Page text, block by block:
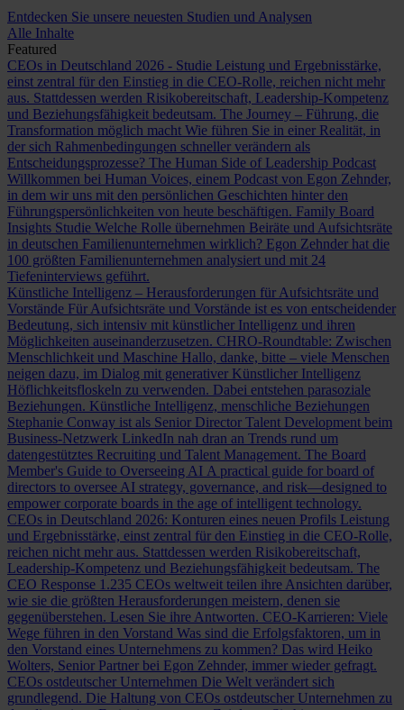
Entdecken Sie unsere neuesten Studien und Analysen
Alle Inhalte
Featured
CEOs in Deutschland 2026 - Studie Leistung und Ergebnisstärke,
einst zentral für den Einstieg in die CEO-Rolle, reichen nicht mehr
aus. Stattdessen werden Risikobereitschaft, Leadership-Kompetenz
und Beziehungsfähigkeit bedeutsam. The Journey – Führung, die
Transformation möglich macht Wie führen Sie in einer Realität, in
der sich Rahmenbedingungen schneller verändern als
Entscheidungsprozesse? The Human Side of Leadership Podcast
Willkommen bei Human Voices, einem Podcast von Egon Zehnder,
in dem wir uns mit den persönlichen Geschichten hinter den
Führungspersönlichkeiten von heute beschäftigen. Family Board
Insights Studie Welche Rolle übernehmen Beiräte und Aufsichtsräte
in deutschen Familienunternehmen wirklich? Egon Zehnder hat die
100 größten Familienunternehmen analysiert und mit 24
Tiefeninterviews geführt.
Künstliche Intelligenz – Herausforderungen für Aufsichtsräte und
Vorstände Für Aufsichtsräte und Vorstände ist es von entscheidender
Bedeutung, sich intensiv mit künstlicher Intelligenz und ihren
Möglichkeiten auseinanderzusetzen. CHRO-Roundtable: Zwischen
Menschlichkeit und Maschine Hallo, danke, bitte – viele Menschen
neigen dazu, im Dialog mit generativer Künstlicher Intelligenz
Höflichkeitsfloskeln zu verwenden. Dabei entstehen parasoziale
Beziehungen. Künstliche Intelligenz, menschliche Beziehungen
Stephanie Conway ist als Senior Director Talent Development beim
Business-Netzwerk LinkedIn nah dran an Trends rund um
datengestütztes Recruiting und Talent Management. The Board
Member's Guide to Overseeing AI A practical guide for board of
directors to oversee AI strategy, governance, and risk—designed to
empower corporate boards in the age of intelligent technology.
CEOs in Deutschland 2026: Konturen eines neuen Profils Leistung
und Ergebnisstärke, einst zentral für den Einstieg in die CEO-Rolle,
reichen nicht mehr aus. Stattdessen werden Risikobereitschaft,
Leadership-Kompetenz und Beziehungsfähigkeit bedeutsam. The
CEO Response 1.235 CEOs weltweit teilen ihre Ansichten darüber,
wie sie die größten Herausforderungen meistern, denen sie
gegenüberstehen. Lesen Sie ihre Antworten. CEO-Karrieren: Viele
Wege führen in den Vorstand Was sind die Erfolgsfaktoren, um in
den Vorstand eines Unternehmens zu kommen? Das wird Heiko
Wolters, Senior Partner bei Egon Zehnder, immer wieder gefragt.
CEOs ostdeutscher Unternehmen Die Welt verändert sich
grundlegend. Die Haltung von CEOs ostdeutscher Unternehmen zu